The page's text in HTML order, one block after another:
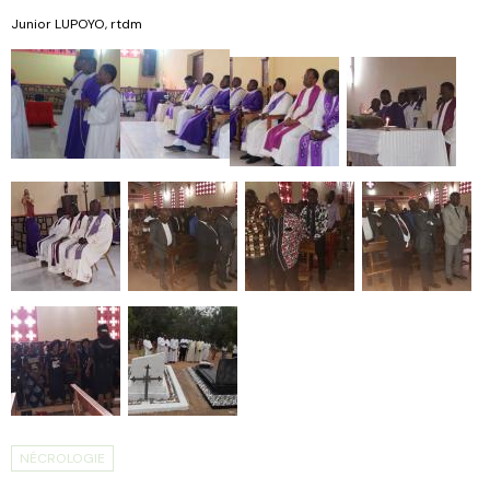
Junior LUPOYO, rtdm
NÉCROLOGIE